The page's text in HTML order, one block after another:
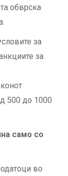
обврска
за
за
500 до 1000
само со
во